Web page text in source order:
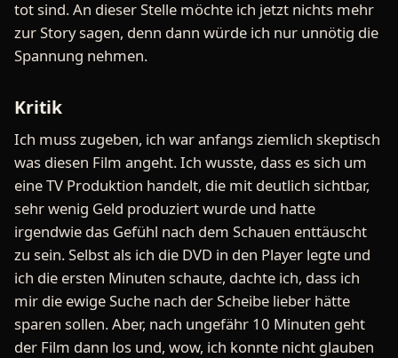
tot sind. An dieser Stelle möchte ich jetzt nichts mehr
zur Story sagen, denn dann würde ich nur unnötig die
Spannung nehmen.
Kritik
Ich muss zugeben, ich war anfangs ziemlich skeptisch
was diesen Film angeht. Ich wusste, dass es sich um
eine TV Produktion handelt, die mit deutlich sichtbar,
sehr wenig Geld produziert wurde und hatte
irgendwie das Gefühl nach dem Schauen enttäuscht
zu sein. Selbst als ich die DVD in den Player legte und
ich die ersten Minuten schaute, dachte ich, dass ich
mir die ewige Suche nach der Scheibe lieber hätte
sparen sollen. Aber, nach ungefähr 10 Minuten geht
der Film dann los und, wow, ich konnte nicht glauben